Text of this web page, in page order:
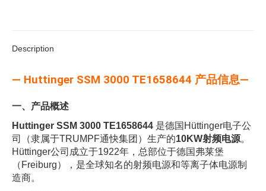
Description
— Huttinger SSM 3000 TE1658644 产品信息—
一、产品概述
Huttinger SSM 3000 TE1658644 是德国Hüttinger电子公
司（隶属于TRUMPF通快集团）生产的10KW射频电源。
Hüttinger公司成立于1922年，总部位于德国弗莱堡
（Freiburg），是全球知名的射频电源和等离子体电源制
造商。